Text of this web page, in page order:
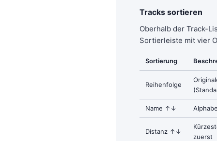
Tracks sortieren
Oberhalb der Track-
Sortierleiste mit vier
Sortierung
Reihenfolge
Name ↑↓
Distanz ↑↓
zuerst